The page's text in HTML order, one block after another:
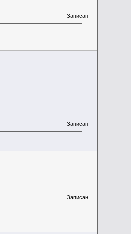
Записан
Записан
Записан